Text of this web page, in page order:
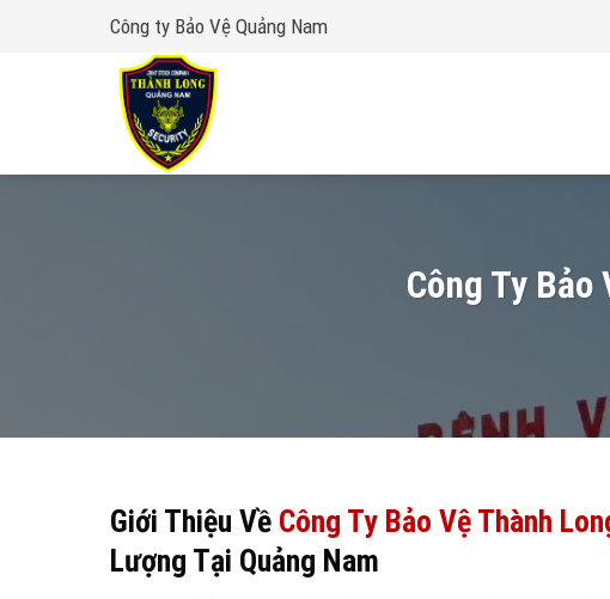
Công ty Bảo Vệ Quảng Nam
Công Ty Bảo
Giới Thiệu Về Công Ty Bảo Vệ Thành
Lượng Tại Quảng Nam